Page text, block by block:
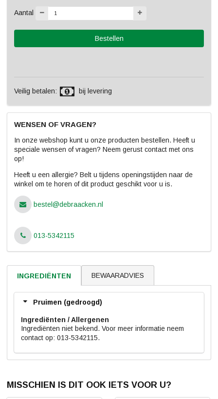
Aantal
Veilig betalen: bij levering
WENSEN OF VRAGEN?
In onze webshop kunt u onze producten bestellen. Heeft u
speciale wensen of vragen? Neem gerust contact met ons
op!
Heeft u een allergie? Belt u tijdens openingstijden naar de
winkel om te horen of dit product geschikt voor u is.
bestel@debraacken.nl
013-5342115
INGREDIËNTEN BEWAARADVIES
Pruimen (gedroogd)
Ingrediënten
Ingrediënten niet bekend. Voor meer informatie neem
contact op: 013-5342115.
MISSCHIEN IS DIT OOK IETS VOOR U?